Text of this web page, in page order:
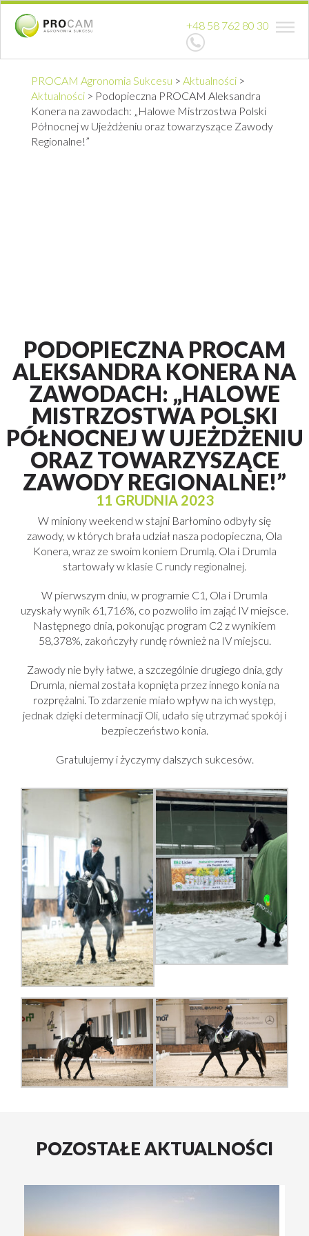
+48 58 762 80 30
PROCAM Agronomia Sukcesu > Aktualności >
Aktualności > Podopieczna PROCAM Aleksandra
Konera na zawodach: „Halowe Mistrzostwa Polski
Północnej w Ujeżdżeniu oraz towarzyszące Zawody
Regionalne!”
PODOPIECZNA PROCAM
ALEKSANDRA KONERA NA
ZAWODACH: „HALOWE
MISTRZOSTWA POLSKI
PÓŁNOCNEJ W UJEŻDŻENIU
ORAZ TOWARZYSZĄCE
ZAWODY REGIONALNE!”
11 GRUDNIA 2023
W miniony weekend w stajni Barłomino odbyły się
zawody, w których brała udział nasza podopieczna, Ola
Konera, wraz ze swoim koniem Drumlą. Ola i Drumla
startowały w klasie C rundy regionalnej.
W pierwszym dniu, w programie C1, Ola i Drumla
uzyskały wynik 61,716%, co pozwoliło im zająć IV miejsce.
Następnego dnia, pokonując program C2 z wynikiem
58,378%, zakończyły rundę również na IV miejscu.
Zawody nie były łatwe, a szczególnie drugiego dnia, gdy
Drumla, niemal została kopnięta przez innego konia na
rozprężalni. To zdarzenie miało wpływ na ich występ,
jednak dzięki determinacji Oli, udało się utrzymać spokój i
bezpieczeństwo konia.
Gratulujemy i życzymy dalszych sukcesów.
POZOSTAŁE AKTUALNOŚCI